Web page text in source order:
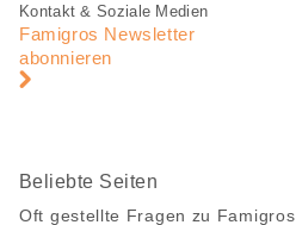
Fusszeile
Fusszeile
Navigation
Kontakt & Soziale Medien
Famigros Newsletter
abonnieren
Beliebte Seiten
Oft gestellte Fragen zu Famigros